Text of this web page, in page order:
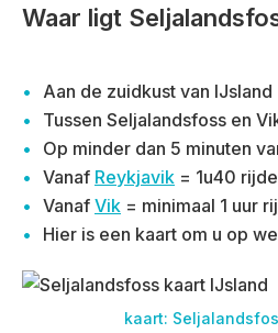
Waar ligt
Aan de zuidkust van IJsland
Tussen Seljalandsfoss en
Op minder dan 5 minuten
Vanaf Reykjavik = 1u40
Vanaf Vik = minimaal 1 uur
Hier is een kaart om u op
kaart: